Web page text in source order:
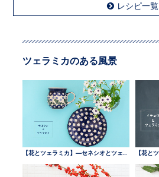
レシピ一覧
ツェラミカのある風景